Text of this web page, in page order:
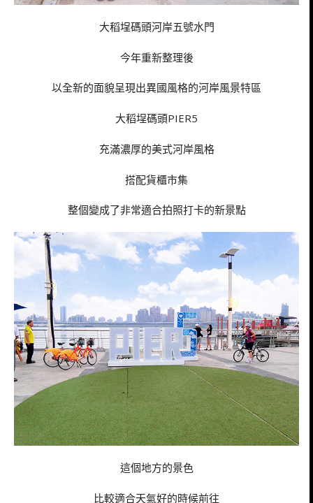
大稻埕碼頭河岸五號水門
今年重新整理後
以全新的面貌呈現出異國風格的河岸風景特區
大稻埕碼頭PIER5
充滿濃厚的美式河岸風格
搭配貨櫃市集
整個變成了非常適合拍照打卡的新景點
這個地方的景色
比較適合天氣好的時候前往